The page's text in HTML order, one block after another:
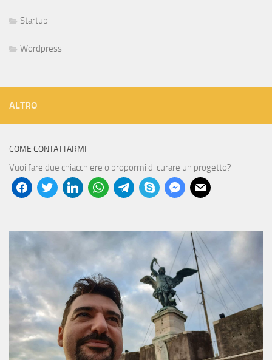
Startup
Wordpress
ALTRO
COME CONTATTARMI
Vuoi fare due chiacchiere o propormi di curare un progetto?
facebooktwitter linkedinwhatsapptelegramskype messenger
mail